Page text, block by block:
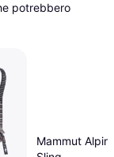
potrebbero
Mammut